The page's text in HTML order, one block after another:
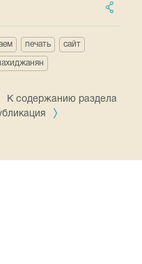
печать сайт
К содержанию раздела